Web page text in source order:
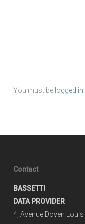
You must be logged in
Contact
BASSETTI
DATA PROVIDER
4, Avenue Doyen Louis